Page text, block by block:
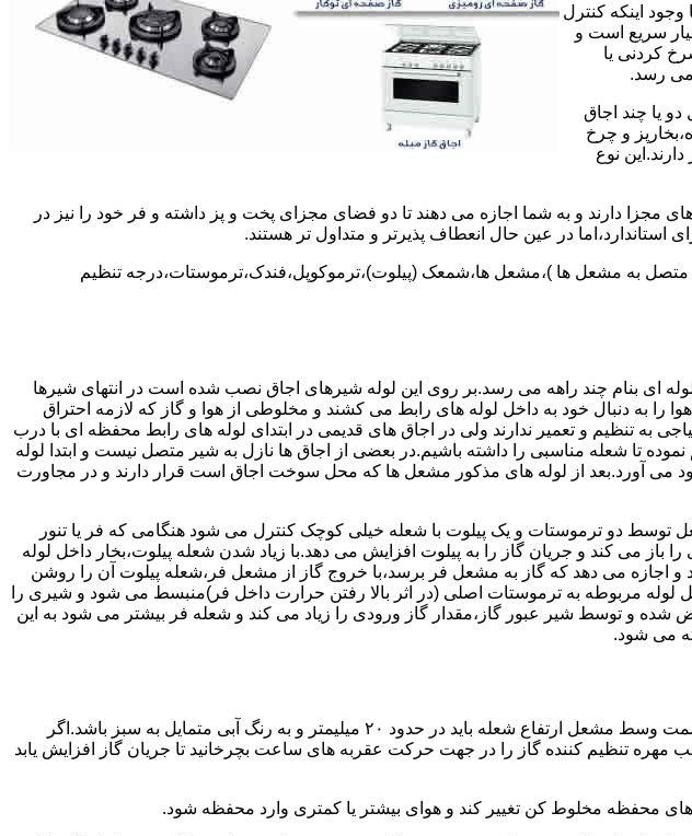
اینکه کنترل
سریع است و
کردنی یا
می رسد.
یا چند اجاق
و چرخ
نوع
مجزا دارند و به شما اجازه می دهند تا دو فضای مجزای پخت و پز داشته و فر خود را نیز در
در عین حال انعطاف پذیرتر و متداول تر هستند.
متصل به مشعل ها )،مشعل ها،شمعک (پیلوت)،ترموکوپل،فندک،ترموستات،درجه تنظیم
ای بنام چند راهه می رسد.بر روی این لوله شیرهای اجاق نصب شده است در انتهای شیرها
را به دنبال خود به داخل لوله های رابط می کشند و مخلوطی از هوا و گاز که لازمه احتراق
به تنظیم و تعمیر ندارند ولی در اجاق های قدیمی در ابتدای لوله های رابط محفظه ای با درب
تا شعله مناسبی را داشته باشیم.در بعضی از اجاق ها نازل به شیر متصل نیست و ابتدا لوله
آورد.بعد از لوله های مذکور مشعل ها که محل سوخت اجاق است قرار دارند و در مجاورت
توسط دو ترموستات و یک پیلوت با شعله خیلی کوچک کنترل می شود هنگامی که فر یا تنور
می کند و جریان گاز را به پیلوت افزایش می دهد.با زیاد شدن شعله پیلوت،بخار داخل لوله
می دهد که گاز به مشعل فر برسد،با خروج گاز از مشعل فر،شعله پیلوت آن را روشن
مربوطه به ترموستات اصلی (در اثر بالا رفتن حرارت داخل فر)منبسط می شود و شیری را
شده و توسط شیر عبور گاز،مقدار گاز ورودی را زیاد می کند و شعله فر بیشتر می شود به این
می شود.
هنگامی که یک دکمه کنترل مشعل در زیادترین حد خود باشد،دوره مشعل باید آبی بسوزد و داخل آن یعنی در قسمت وسط مشعل ارتفاع شعله باید در حدود ۲۰ میلیمتر و به رنگ آبی متمایل به سبز باشد.اگر
مهره تنظیم کننده گاز را در جهت حرکت عقربه های ساعت بچرخانید تا جریان گاز افزایش یابد
های محفظه مخلوط کن تغییر کند و هوای بیشتر یا کمتری وارد محفظه شود.